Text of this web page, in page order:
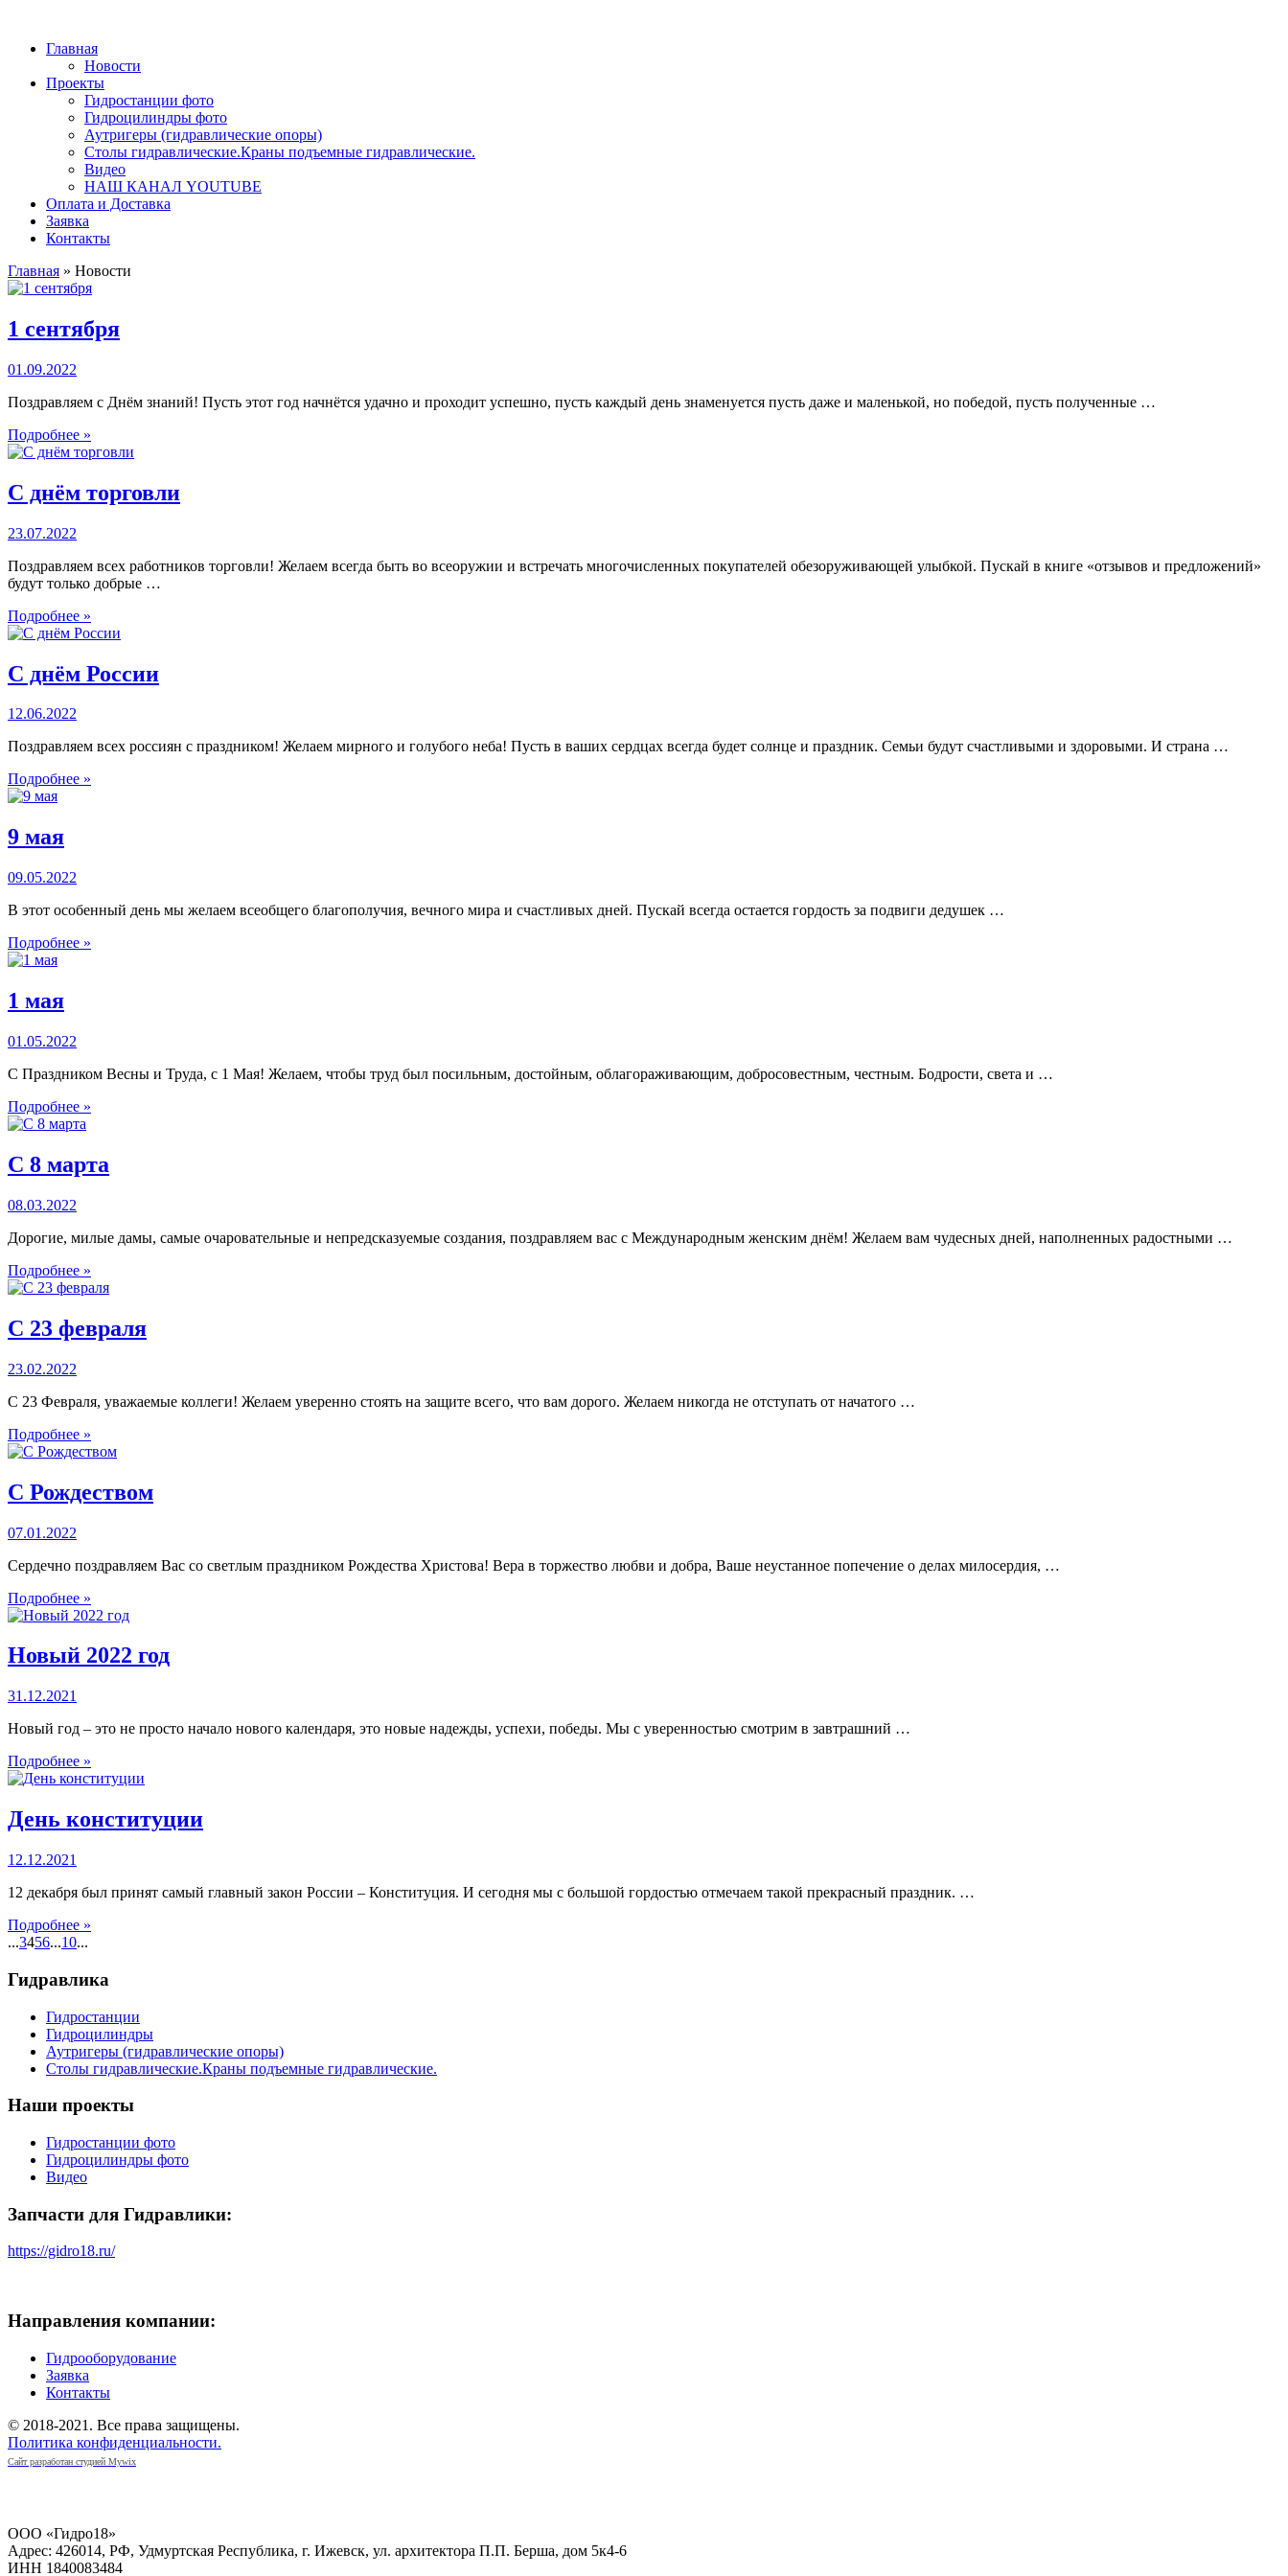
Главная
Новости
Проекты
Гидростанции фото
Гидроцилиндры фото
Аутригеры (гидравлические опоры)
Столы гидравлические.Краны подъемные гидравлические.
Видео
НАШ КАНАЛ YOUTUBE
Оплата и Доставка
Заявка
Контакты
Главная » Новости
1 сентября
01.09.2022
Поздравляем с Днём знаний! Пусть этот год начнётся удачно и проходит успешно, пусть каждый день знаменуется пусть даже и маленькой, но победой, пусть полученные …
Подробнее »
С днём торговли
23.07.2022
Поздравляем всех работников торговли! Желаем всегда быть во всеоружии и встречать многочисленных покупателей обезоруживающей улыбкой. Пускай в книге «отзывов и предложений»
будут только добрые …
Подробнее »
С днём России
12.06.2022
Поздравляем всех россиян с праздником! Желаем мирного и голубого неба! Пусть в ваших сердцах всегда будет солнце и праздник. Семьи будут счастливыми и здоровыми. И страна …
Подробнее »
9 мая
09.05.2022
В этот особенный день мы желаем всеобщего благополучия, вечного мира и счастливых дней. Пускай всегда остается гордость за подвиги дедушек …
Подробнее »
1 мая
01.05.2022
С Праздником Весны и Труда, с 1 Мая! Желаем, чтобы труд был посильным, достойным, облагораживающим, добросовестным, честным. Бодрости, света и …
Подробнее »
С 8 марта
08.03.2022
Дорогие, милые дамы, самые очаровательные и непредсказуемые создания, поздравляем вас с Международным женским днём! Желаем вам чудесных дней, наполненных радостными …
Подробнее »
С 23 февраля
23.02.2022
С 23 Февраля, уважаемые коллеги! Желаем уверенно стоять на защите всего, что вам дорого. Желаем никогда не отступать от начатого …
Подробнее »
С Рождеством
07.01.2022
Сердечно поздравляем Вас со светлым праздником Рождества Христова! Вера в торжество любви и добра, Ваше неустанное попечение о делах милосердия, …
Подробнее »
Новый 2022 год
31.12.2021
Новый год – это не просто начало нового календаря, это новые надежды, успехи, победы. Мы с уверенностью смотрим в завтрашний …
Подробнее »
День конституции
12.12.2021
12 декабря был принят самый главный закон России – Конституция. И сегодня мы с большой гордостью отмечаем такой прекрасный праздник. …
Подробнее »
...3456...10...
Гидравлика
Гидростанции
Гидроцилиндры
Аутригеры (гидравлические опоры)
Столы гидравлические.Краны подъемные гидравлические.
Наши проекты
Гидростанции фото
Гидроцилиндры фото
Видео
Запчасти для Гидравлики:
https://gidro18.ru/
Направления компании:
Гидрооборудование
Заявка
Контакты
© 2018-2021. Все права защищены.
Политика конфиденциальности.
Сайт разработан студией Mywix
ООО «Гидро18»
Адрес: 426014, РФ, Удмуртская Республика, г. Ижевск, ул. архитектора П.П. Берша, дом 5к4-6
ИНН 1840083484